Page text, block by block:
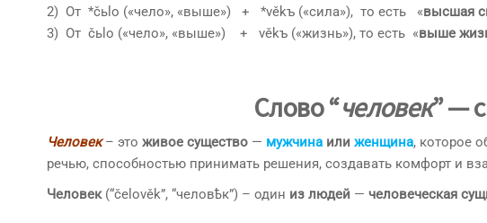
2) От *čьlo («чело», «выше») + *věkъ («сила»), то есть «высшая
3) От čьlo («чело», «выше») + věkъ («жизнь»), то есть «выше
Слово “человек” —
Человек– это живое существо — мужчина или женщина, которое
речью, способностью принимать решения, создавать комфорт и
Человек(“čelověk”, “человѣк”) – один из людей — человеческая